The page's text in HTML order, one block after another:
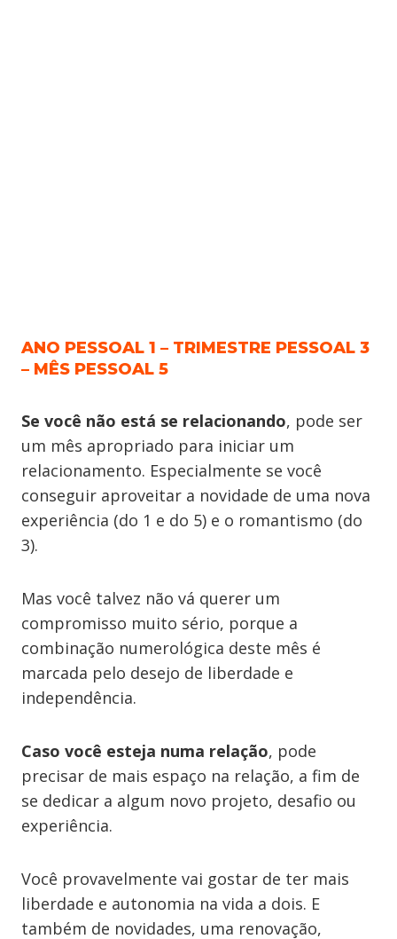
ANO PESSOAL 1 – TRIMESTRE PESSOAL 3
– MÊS PESSOAL 5
Se você não está se relacionando, pode ser
um mês apropriado para iniciar um
relacionamento. Especialmente se você
conseguir aproveitar a novidade de uma nova
experiência (do 1 e do 5) e o romantismo (do
3).
Mas você talvez não vá querer um
compromisso muito sério, porque a
combinação numerológica deste mês é
marcada pelo desejo de liberdade e
independência.
Caso você esteja numa relação, pode
precisar de mais espaço na relação, a fim de
se dedicar a algum novo projeto, desafio ou
experiência.
Você provavelmente vai gostar de ter mais
liberdade e autonomia na vida a dois. E
também de novidades, uma renovação,